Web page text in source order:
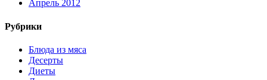
Апрель 2012
Рубрики
Блюда из мяса
Десерты
Диеты